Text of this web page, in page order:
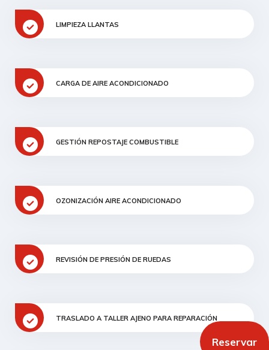
LIMPIEZA LLANTAS
CARGA DE AIRE ACONDICIONADO
GESTIÓN REPOSTAJE COMBUSTIBLE
OZONIZACIÓN AIRE ACONDICIONADO
REVISIÓN DE PRESIÓN DE RUEDAS
TRASLADO A TALLER AJENO PARA REPARACIÓN
Reservar